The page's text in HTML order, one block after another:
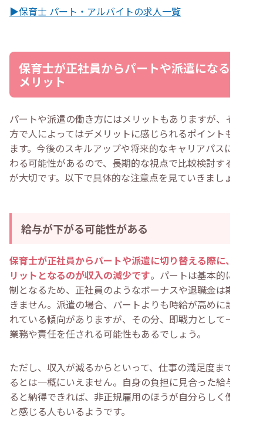
▶保育士 パート・アルバイトの求人一覧
保育士が正社員からパートや派遣になるデ
メリット
パートや派遣の働き方にはメリットもありますが、その一
方で人によってはデメリットに感じられるポイントもあり
ます。今後のスキルアップや将来的なキャリアパスにも関
わる可能性があるので、長期的な視点で比較検討すること
が大切です。以下で具体的な注意点を見ていきましょう。
給与が下がる可能性がある
保育士が正社員からパートや派遣に切り替える際に、デメ
リットとなるのが収入の減少です。パートは基本的に時給
制となるため、正社員のようなボーナスや退職金は期待で
きません。派遣の場合、パートよりも時給が高めに設定さ
れている傾向がありますが、その分、即戦力として一定の
業務や責任を任される可能性もあるでしょう。
ただし、収入が減るからといって、仕事の満足度まで下が
るとは一概にいえません。自身の負担に見合った給与であ
ると納得できれば、非正規雇用のほうが自分らしく働ける
と感じる人もいるようです。